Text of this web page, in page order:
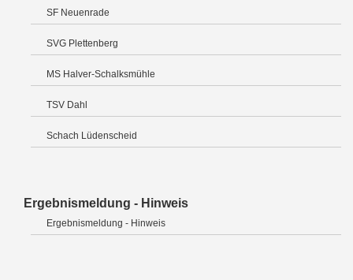
SF Neuenrade
SVG Plettenberg
MS Halver-Schalksmühle
TSV Dahl
Schach Lüdenscheid
Ergebnismeldung - Hinweis
Ergebnismeldung - Hinweis